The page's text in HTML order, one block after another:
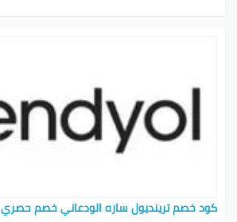
كود خصم ترينديول ساره الودعاني خصم حصري